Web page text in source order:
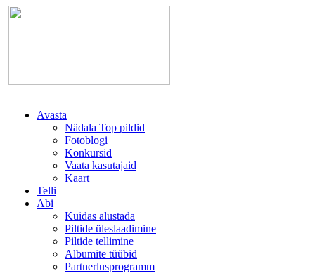
Avasta
Nädala Top pildid
Fotoblogi
Konkursid
Vaata kasutajaid
Kaart
Telli
Abi
Kuidas alustada
Piltide üleslaadimine
Piltide tellimine
Albumite tüübid
Partnerlusprogramm